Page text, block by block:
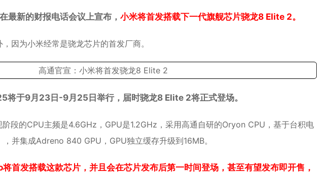
新的财报电话会议上宣布， 小米将首发搭载下一代旗舰芯片骁龙8 Elite 2。
因为小米经常是骁龙芯片的首发厂商。
将于9月23日-9月25日举行，届时骁龙8 Elite 2将正式登场。
段的CPU主频是4.6GHz，GPU是1.2GHz，采用高通自研的Oryon CPU，基于台积电
并集成Adreno 840 GPU，GPU独立缓存升级到16MB。
首发搭载这款芯片，并且会在芯片发布后第一时间登场，甚至有望发布即开售，